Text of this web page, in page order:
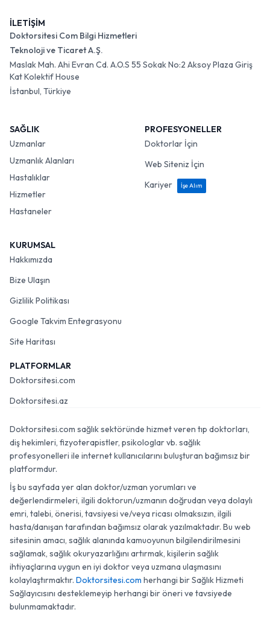
İLETİŞİM
Doktorsitesi Com Bilgi Hizmetleri
Teknoloji ve Ticaret A.Ş.
Maslak Mah. Ahi Evran Cd. A.O.S 55 Sokak No:2 Aksoy Plaza Giriş
Kat Kolektif House
İstanbul, Türkiye
SAĞLIK
Uzmanlar
Uzmanlık Alanları
Hastalıklar
Hizmetler
Hastaneler
PROFESYONELLER
Doktorlar İçin
Web Siteniz İçin
Kariyer
İşe Alım
KURUMSAL
Hakkımızda
Bize Ulaşın
Gizlilik Politikası
Google Takvim Entegrasyonu
Site Haritası
PLATFORMLAR
Doktorsitesi.com
Doktorsitesi.az
Doktorsitesi.com sağlık sektöründe hizmet veren tıp doktorları,
diş hekimleri, fizyoterapistler, psikologlar vb. sağlık
profesyonelleri ile internet kullanıcılarını buluşturan bağımsız bir
platformdur.
İş bu sayfada yer alan doktor/uzman yorumları ve
değerlendirmeleri, ilgili doktorun/uzmanın doğrudan veya dolaylı
emri, talebi, önerisi, tavsiyesi ve/veya ricası olmaksızın, ilgili
hasta/danışan tarafından bağımsız olarak yazılmaktadır. Bu web
sitesinin amacı, sağlık alanında kamuoyunun bilgilendirilmesini
sağlamak, sağlık okuryazarlığını artırmak, kişilerin sağlık
ihtiyaçlarına uygun en iyi doktor veya uzmana ulaşmasını
kolaylaştırmaktır. Doktorsitesi.com herhangi bir Sağlık Hizmeti
Sağlayıcısını desteklemeyip herhangi bir öneri ve tavsiyede
bulunmamaktadır.